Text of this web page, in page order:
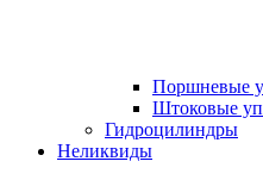
Поршневые
Штоковые
Гидроцилиндры
Неликвиды